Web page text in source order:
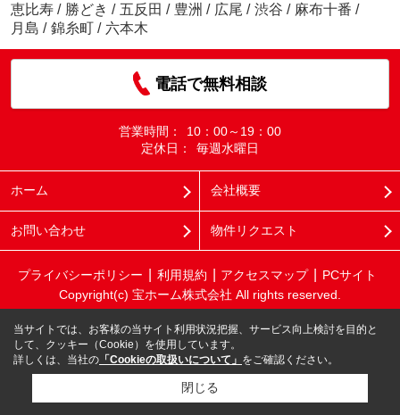
恵比寿 / 勝どき / 五反田 / 豊洲 / 広尾 / 渋谷 / 麻布十番 /
月島 / 錦糸町 / 六本木
電話で無料相談
営業時間：
10：00～19：00
定休日：
毎週水曜日
ホーム 会社概要
お問い合わせ 物件リクエスト
プライバシーポリシー 利用規約 アクセスマップ
PCサイト
Copyright(c) 宝ホーム株式会社 All rights reserved.
当サイトでは、お客様の当サイト利用状況把握、サービス向上検討を目的と
して、クッキー（Cookie）を使用しています。
詳しくは、当社の 「Cookieの取扱いについて」 をご確認ください。
閉じる